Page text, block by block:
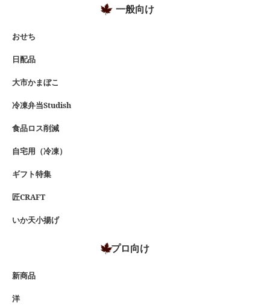
一般向け
おせち
日配品
大市かまぼこ
冷凍弁当Studish
食品ロス削減
自宅用（冷凍）
ギフト特集
匠CRAFT
いか天小揚げ
プロ向け
新商品
洋